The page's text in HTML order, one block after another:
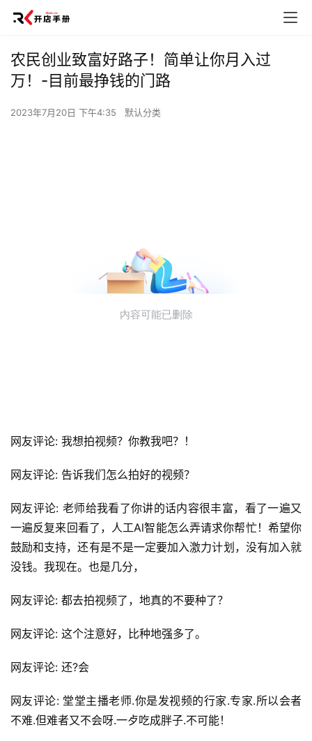
农民创业致富好路子！简单让你月入过
万！-目前最挣钱的门路
2023年7月20日 下午4:35 默认分类
网友评论: 我想拍视频？你教我吧？！
网友评论: 告诉我们怎么拍好的视频？
网友评论: 老师给我看了你讲的话内容很丰富，看了一遍又
一遍反复来回看了，人工Al智能怎么弄请求你帮忙！希望你
鼓励和支持，还有是不是一定要加入激力计划，没有加入就
没钱。我现在。也是几分，
网友评论: 都去拍视频了，地真的不要种了？
网友评论: 这个注意好，比种地强多了。
网友评论: 还?会
网友评论: 堂堂主播老师.你是发视频的行家.专家.所以会者
不难.但难者又不会呀.一歺吃成胖子.不可能！